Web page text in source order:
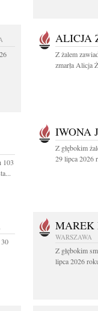
ALICJA
Z żalem
zmarła Alicja
103
IWONA
Z głębokim
29 lipca 2026
MAREK
WARSZAWA
Z głębokim
lipca 2026